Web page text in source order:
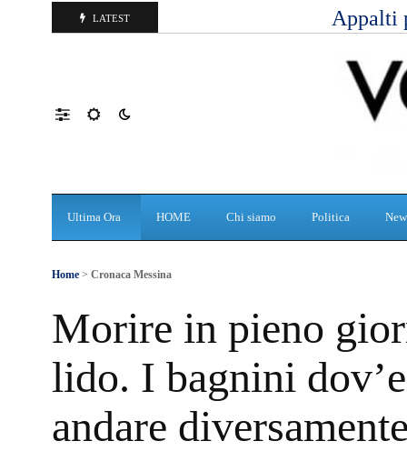
LATEST Appalti
Ultima Ora HOME Chi siamo Politica
Home > Cronaca Messina
Morire in pieno
lido. I bagnini
andare